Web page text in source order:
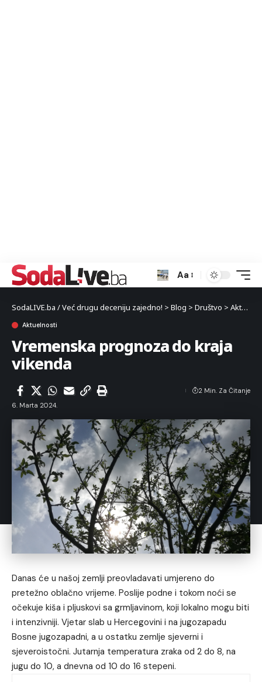
Aa
SodaLIVE.ba / Već drugu deceniju zajedno! > Blog > Društvo > Aktuelnosti
Aktuelnosti
Vremenska prognoza do kraja
vikenda
6. Marta 2024.
2 Min. Za Čitanje
Danas će u našoj zemlji preovladavati umjereno do
pretežno oblačno vrijeme. Poslije podne i tokom noći se
očekuje kiša i pljuskovi sa grmljavinom, koji lokalno mogu biti
i intenzivniji. Vjetar slab u Hercegovini i na jugozapadu
Bosne jugozapadni, a u ostatku zemlje sjeverni i
sjeveroistočni. Jutarnja temperatura zraka od 2 do 8, na
jugu do 10, a dnevna od 10 do 16 stepeni.